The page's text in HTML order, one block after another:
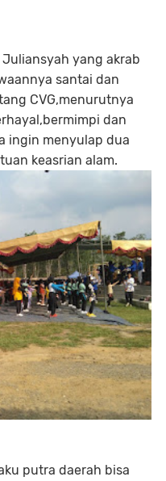
Juliansyah yang akrab
santai dan
CVG,menurutnya
dan
ingin menyulap dua
keasrian alam.
putra daerah bisa